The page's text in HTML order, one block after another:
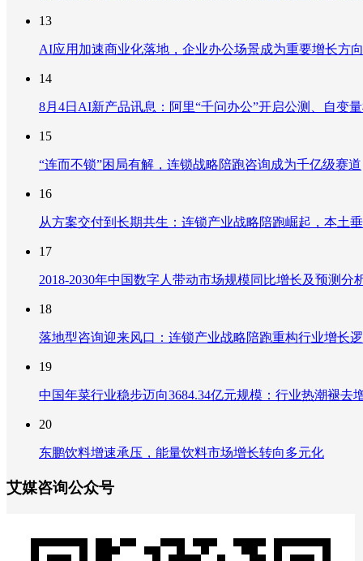
13
AI应用加速商业化落地，企业办公场景成为重要增长方向
14
8月4日AI新产品讯息：阿里“千问办公”开启公测、自变
15
“连而不锁”困局有解，连锁战略陪跑咨询成为千亿级赛道
16
从方案交付到长期共生：连锁产业战略陪跑崛起，本土
17
2018-2030年中国数字人带动市场规模同比增长及预测
18
落地型咨询迎来风口：连锁产业战略陪跑重构行业增
19
中国年菜行业稳步迈向3684.34亿元规模：行业热潮褪
20
东鹏饮料增速承压，能量饮料市场增长转向多元化
艾媒咨询公众号